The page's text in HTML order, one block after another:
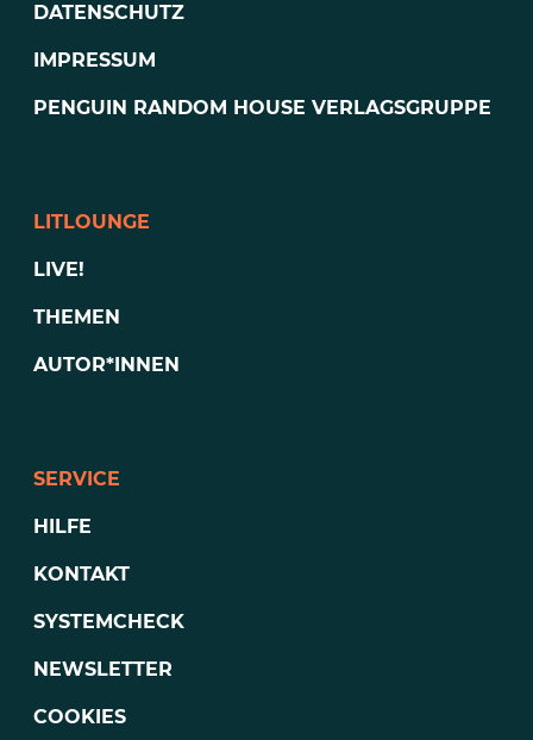
DATENSCHUTZ
IMPRESSUM
PENGUIN RANDOM HOUSE VERLAGSGRUPPE
LITLOUNGE
LIVE!
THEMEN
AUTOR*INNEN
SERVICE
HILFE
KONTAKT
SYSTEMCHECK
NEWSLETTER
COOKIES